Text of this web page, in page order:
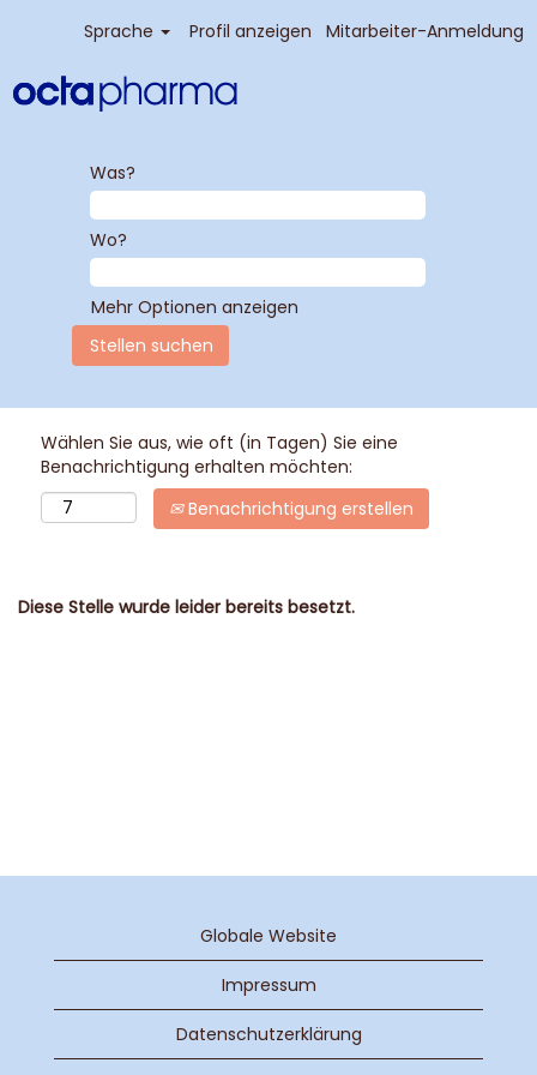
Sprache Profil anzeigen Mitarbeiter-Anmeldung
Was?
Wo?
Mehr Optionen anzeigen
Wählen Sie aus, wie oft (in Tagen) Sie eine
Benachrichtigung erhalten möchten:
Benachrichtigung erstellen
Diese Stelle wurde leider bereits besetzt.
Globale Website
Impressum
Datenschutzerklärung